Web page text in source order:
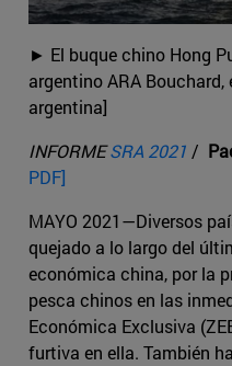
► El buque chino Hong
argentino ARA
argentina]
INFORMESRA 2021 /
PDF]
MAYO 2021—Diversos
quejado a lo largo del
económica china, por la
pesca chinos en las
Económica Exclusiva
furtiva en ella. También